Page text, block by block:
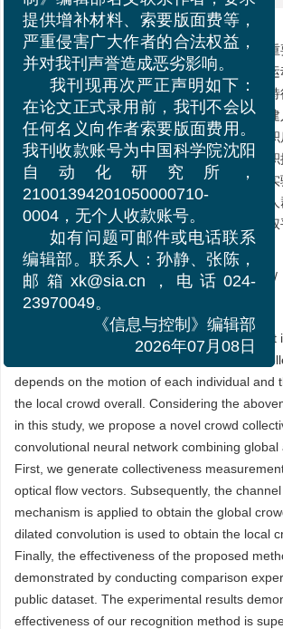
摘要:
人群运动集体性识别对公共场所人群管理具有
集体性不仅取决于运动个体，还受到人群局部
对以上分析，本文给出了结合局部特征和全局
积网络识别方法。该方法首先基于光流向量构
作为卷积网络的输入；然后，在网络第一层卷
力，获取人群运动的全局信息；并采用空洞卷
部信息。最后，本文在公共数据集上进行对比
法的有效性。实验结果表明：本文方法在进行
时，其加权平均召回率、加权平均准确率和加
其它模型。
关键词: 人群运动/集体性 / 卷积神经网络 /
The recognition of collective crowd movement
management in large public places. Crowd
depends on the motion of each individual and
the local crowd overall. Considering the
in this study, we propose a novel crowd
convolutional neural network combining global
First, we generate collectiveness
optical flow vectors. Subsequently, the
mechanism is applied to obtain the global
dilated convolution is used to obtain the local
Finally, the effectiveness of the proposed
demonstrated by conducting comparison
public dataset. The experimental results
effectiveness of our recognition method is
制》编辑部名义联系作者，要求
提供增补材料、索要版面费等，
严重侵害广大作者的合法权益，
并对我刊声誉造成恶劣影响。
我刊现再次严正声明如下：
在论文正式录用前，我刊不会以
任何名义向作者索要版面费用。
我刊收款账号为中国科学院沈阳
自动化研究所，
21001394201050000710-
0004，无个人收款账号。
如有问题可邮件或电话联系
编辑部。联系人：孙静、张陈，
邮箱xk@sia.cn，电话024-
23970049。
《信息与控制》编辑部
2026年07月08日